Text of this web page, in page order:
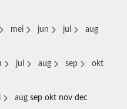
mei jun jul
aug
jul aug sep
okt
aug sep okt nov dec